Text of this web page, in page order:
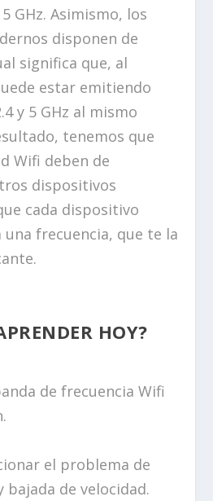
GHz. Asimismo, los
disponen de
significa que, al
estar emitiendo
y 5 GHz al mismo
tenemos que
Wifi deben de
dispositivos
cada dispositivo
frecuencia, que te la
HOY?
de frecuencia Wifi
el problema de
bajada de velocidad.